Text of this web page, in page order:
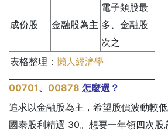
成份股 金融股為主
電子類股最
多、金融股
次之
表格整理：懶人經濟學
00701、 00878 怎麼選？
追求以金融股為主，希望股價波動較
國泰股利精選 30。想要一年領四次股